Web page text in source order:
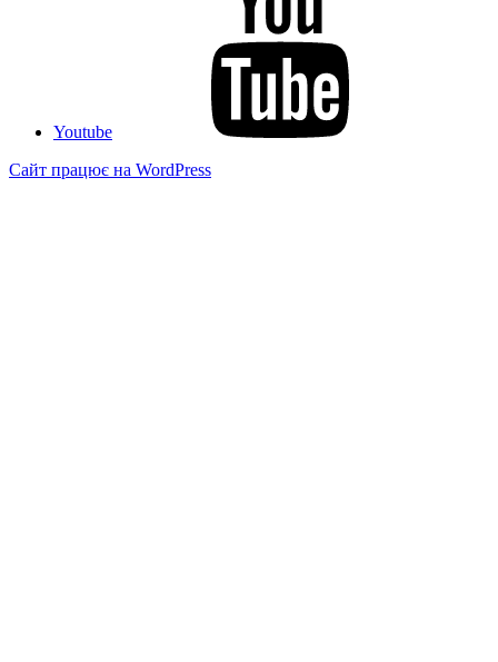
Youtube
Сайт працює на WordPress